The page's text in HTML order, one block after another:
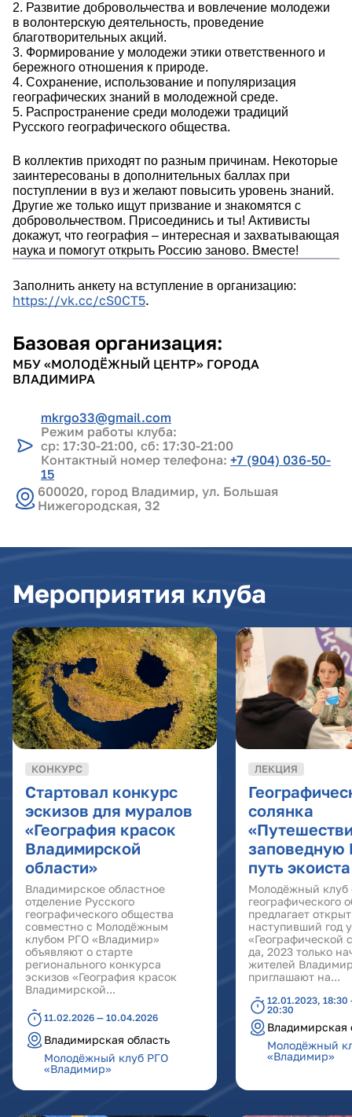
2. Развитие добровольчества и вовлечение молодежи
в волонтерскую деятельность, проведение
благотворительных акций.
3. Формирование у молодежи этики ответственного и
бережного отношения к природе.
4. Сохранение, использование и популяризация
географических знаний в молодежной среде.
5. Распространение среди молодежи традиций
Русского географического общества.
В коллектив приходят по разным причинам. Некоторые
заинтересованы в дополнительных баллах при
поступлении в вуз и желают повысить уровень знаний.
Другие же только ищут призвание и знакомятся с
добровольчеством. Присоединись и ты! Активисты
докажут, что география – интересная и захватывающая
наука и помогут открыть Россию заново. Вместе!
Заполнить анкету на вступление в организацию:
https://vk.cc/cS0CT5.
Базовая организация:
МБУ «МОЛОДЁЖНЫЙ ЦЕНТР» ГОРОДА
ВЛАДИМИРА
mkrgo33@gmail.com
Режим работы клуба:
ср: 17:30-21:00, сб: 17:30-21:00
Контактный номер телефона: +7 (904) 036-50-
15
600020, город Владимир, ул. Большая
Нижегородская, 32
Мероприятия клуба
КОНКУРС
Стартовал конкурс
эскизов для муралов
«География красок
Владимирской
области»
Владимирское областное
отделение Русского
географического общества
совместно с Молодёжным
клубом РГО «Владимир»
объявляют о старте
регионального конкурса
эскизов «География красок
Владимирской...
11.02.2026 — 10.04.2026
Владимирская область
Молодёжный клуб РГО
«Владимир»
ЛЕКЦИЯ
солянка
заповедную
путь экоиста
Молодёжный клуб
географического
предлагает
наступивший год
«Географической
да, 2023 только
жителей
приглашают на...
12.01.2023, 18:30
20:30
Владимирская
Молодёжный
«Владимир»